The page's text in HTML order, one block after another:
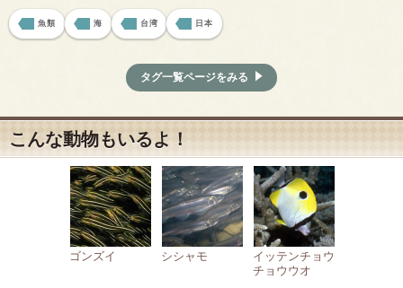
魚類 海 台湾 日本
タグ一覧ページをみる
こんな動物もいるよ！
ゴンズイ シシャモ
イッテンチョウ
チョウウオ